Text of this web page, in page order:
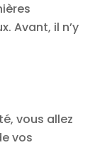
Avant, il n’y
vous allez
vos